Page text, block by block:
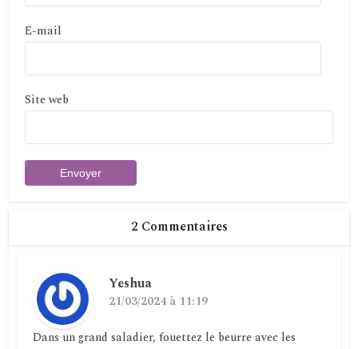
E-mail
Site web
2 Commentaires
Yeshua
21/03/2024 à 11:19
Dans un grand saladier, fouettez le beurre avec les